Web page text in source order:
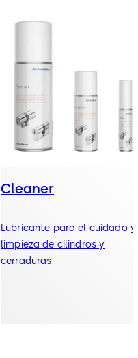
Cleaner
Lubricante para el cuidado
limpieza de cilindros y
cerraduras